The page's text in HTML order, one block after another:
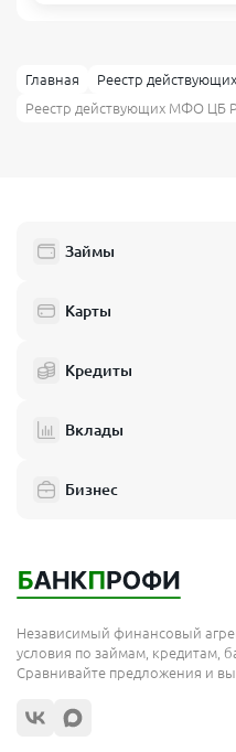
Главная
Реестр
Реестр действующих МФО ЦБ
Займы
Карты
Кредиты
Вклады
Бизнес
Независимый финансовый
условия по займам, кредитам,
Сравнивайте предложения и